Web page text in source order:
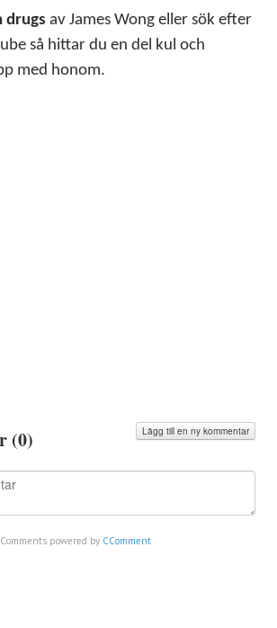
drugs av James Wong eller sök efter
så hittar du en del kul och
med honom.
(0) Lägg till en ny kommentar
Comments powered by CComment